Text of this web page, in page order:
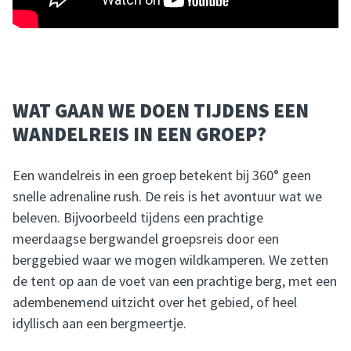
WAT GAAN WE DOEN TIJDENS EEN
WANDELREIS IN EEN GROEP?
Een wandelreis in een groep betekent bij 360° geen
snelle adrenaline rush. De reis is het avontuur wat we
beleven. Bijvoorbeeld tijdens een prachtige
meerdaagse bergwandel groepsreis door een
berggebied waar we mogen wildkamperen. We zetten
de tent op aan de voet van een prachtige berg, met een
adembenemend uitzicht over het gebied, of heel
idyllisch aan een bergmeertje.